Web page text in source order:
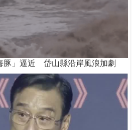
豚」逼近 岱山縣沿岸風浪加劇